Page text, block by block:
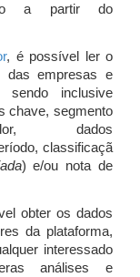
a partir do
, é possível ler o
das empresas e
sendo inclusive
chave, segmento
dados
classificaçã
) e/ou nota de
obter os dados
da plataforma,
interessado
análises e